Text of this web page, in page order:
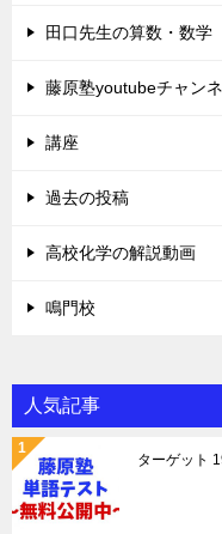
田口先生の算数・数学
藤原塾youtubeチャン
講座
過去の投稿
高校化学の解説動画
鳴門校
人気記事
ターゲット